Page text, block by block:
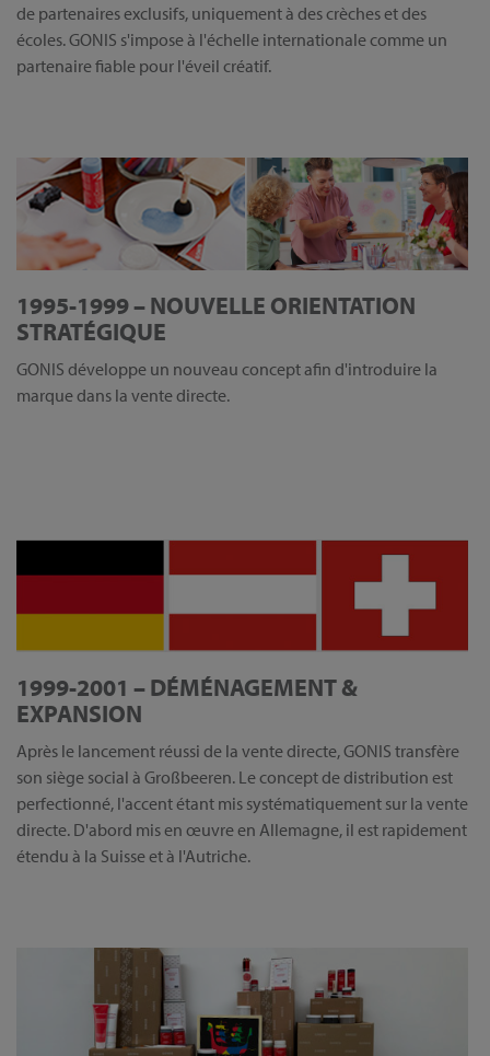
de partenaires exclusifs, uniquement à des crèches et des
écoles. GONIS s'impose à l'échelle internationale comme un
partenaire fiable pour l'éveil créatif.
1995-1999 – NOUVELLE ORIENTATION
STRATÉGIQUE
GONIS développe un nouveau concept afin d'introduire la
marque dans la vente directe.
1999-2001 – DÉMÉNAGEMENT &
EXPANSION
Après le lancement réussi de la vente directe, GONIS transfère
son siège social à Großbeeren. Le concept de distribution est
perfectionné, l'accent étant mis systématiquement sur la vente
directe. D'abord mis en œuvre en Allemagne, il est rapidement
étendu à la Suisse et à l'Autriche.